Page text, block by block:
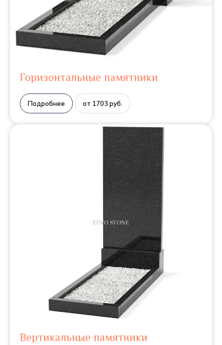
Горизонтальные памятники
Подробнее от 1703 руб.
Вертикальные памятники